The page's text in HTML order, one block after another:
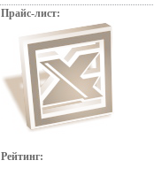
Прайс-лист:
Рейтинг: